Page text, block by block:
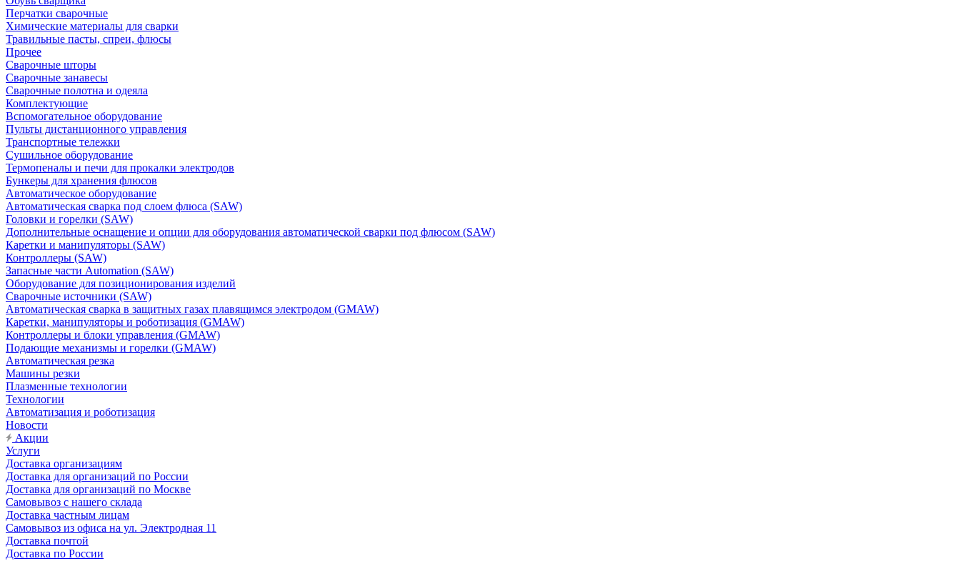
Перчатки сварочные
Химические материалы для сварки
Травильные пасты, спреи, флюсы
Прочее
Сварочные шторы
Сварочные занавесы
Сварочные полотна и одеяла
Комплектующие
Вспомогательное оборудование
Пульты дистанционного управления
Транспортные тележки
Сушильное оборудование
Термопеналы и печи для прокалки электродов
Бункеры для хранения флюсов
Автоматическое оборудование
Автоматическая сварка под слоем флюса (SAW)
Головки и горелки (SAW)
Дополнительные оснащение и опции для оборудования автоматической сварки под флюсом (SAW)
Каретки и манипуляторы (SAW)
Контроллеры (SAW)
Запасные части Automation (SAW)
Оборудование для позиционирования изделий
Сварочные источники (SAW)
Автоматическая сварка в защитных газах плавящимся электродом (GMAW)
Каретки, манипуляторы и роботизация (GMAW)
Контроллеры и блоки управления (GMAW)
Подающие механизмы и горелки (GMAW)
Автоматическая резка
Машины резки
Плазменные технологии
Технологии
Автоматизация и роботизация
Новости
Акции
Услуги
Доставка организациям
Доставка для организаций по России
Доставка для организаций по Москве
Самовывоз с нашего склада
Доставка частным лицам
Самовывоз из офиса на ул. Электродная 11
Доставка почтой
Доставка по России